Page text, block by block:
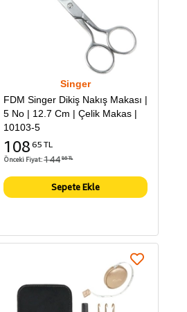
Singer
FDM Singer Dikiş Nakış Makası |
5 No | 12.7 Cm | Çelik Makas |
10103-5
108 65 TL
Önceki Fiyat:144 86 TL
Sepete Ekle